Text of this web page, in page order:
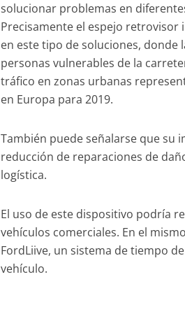
solucionar problemas en
Precisamente el espejo retrovisor
en este tipo de soluciones, donde
personas vulnerables de la
tráfico en zonas urbanas
en Europa para 2019.
También puede señalarse que
reducción de reparaciones de
logística.
El uso de este dispositivo podría
vehículos comerciales. En el
FordLiive, un sistema de tiempo
vehículo.